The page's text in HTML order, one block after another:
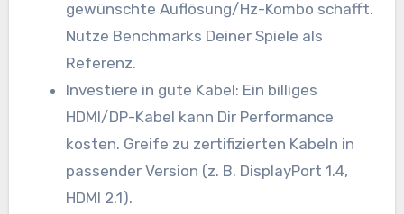
gewünschte Auflösung/Hz-Kombo schafft.
Nutze Benchmarks Deiner Spiele als
Referenz.
Investiere in gute Kabel: Ein billiges
HDMI/DP-Kabel kann Dir Performance
kosten. Greife zu zertifizierten Kabeln in
passender Version (z. B. DisplayPort 1.4,
HDMI 2.1).